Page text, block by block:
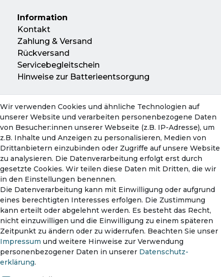
Information
Kontakt
Zahlung & Versand
Rückversand
Servicebegleitschein
Hinweise zur Batterieentsorgung
Konto
Mein Konto
Warenkorb
Zahlungsmethoden
Wir verwenden Cookies und ähnliche Technologien auf
unserer Website und verarbeiten personenbezogene Daten
von Besucher:innen unserer Webseite (z.B. IP-Adresse), um
z.B. Inhalte und Anzeigen zu personalisieren, Medien von
Drittanbietern einzubinden oder Zugriffe auf unsere Website
zu analysieren. Die Datenverarbeitung erfolgt erst durch
gesetzte Cookies. Wir teilen diese Daten mit Dritten, die wir
in den Einstellungen benennen.
Die Datenverarbeitung kann mit Einwilligung oder aufgrund
eines berechtigten Interesses erfolgen. Die Zustimmung
kann erteilt oder abgelehnt werden. Es besteht das Recht,
nicht einzuwilligen und die Einwilligung zu einem späteren
Zeitpunkt zu ändern oder zu widerrufen. Beachten Sie unser
Impressum und weitere Hinweise zur Verwendung
personenbezogener Daten in unserer Daten­schutz­
erklärung.